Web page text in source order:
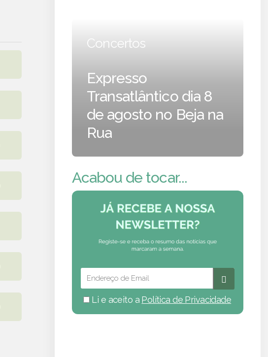
Concertos
Expresso
Transatlântico dia 8
de agosto no Beja na
Rua
Acabou de tocar...
Li e aceito a Política de Privacidade